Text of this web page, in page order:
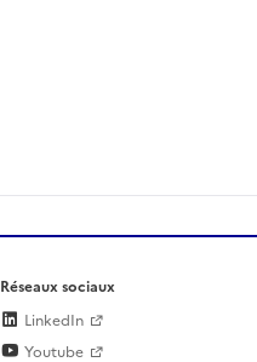
Réseaux sociaux
LinkedIn
Youtube